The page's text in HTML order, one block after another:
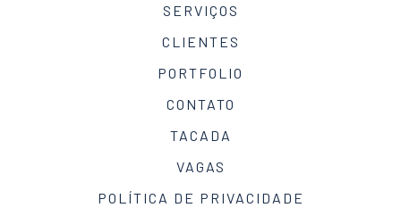
SERVIÇOS
CLIENTES
PORTFOLIO
CONTATO
TACADA
VAGAS
POLÍTICA DE PRIVACIDADE